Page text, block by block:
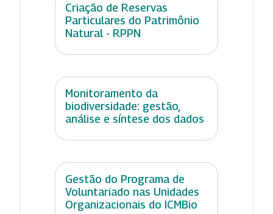
Criação de Reservas
Particulares do Patrimônio
Natural - RPPN
Monitoramento da
biodiversidade: gestão,
análise e síntese dos dados
Gestão do Programa de
Voluntariado nas Unidades
Organizacionais do ICMBio